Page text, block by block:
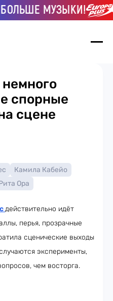
МУЗЫКИ!
спорные
сцене
Камила Кабейо
Ора
действительно идёт
перья, прозрачные
сценические выходы
эксперименты,
чем восторга.